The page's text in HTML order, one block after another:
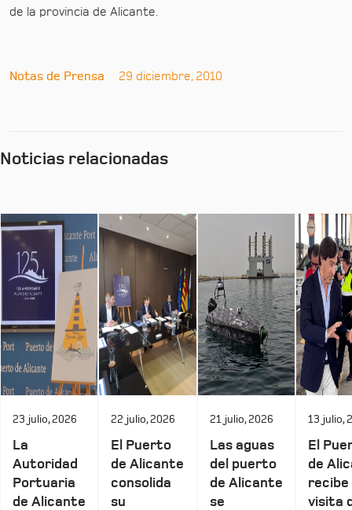
de la provincia de Alicante.
Notas de Prensa 29 diciembre, 2010
Noticias relacionadas
23 julio, 2026
La
Autoridad
Portuaria
de Alicante
22 julio, 2026
El Puerto
de Alicante
consolida
su
21 julio, 2026
Las aguas
del puerto
de Alicante
se
13 julio,
El
de
recibe
visita